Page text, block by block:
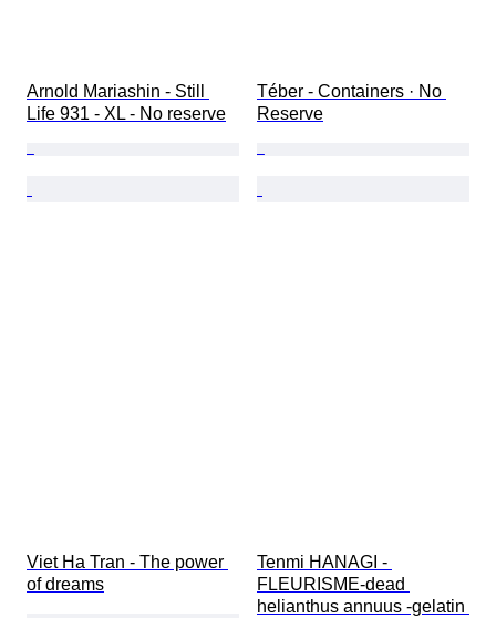
Arnold Mariashin - Still
Life 931 - XL - No reserve
Téber - Containers · No
Reserve
Viet Ha Tran - The power
of dreams
Tenmi HANAGI -
FLEURISME-dead
helianthus annuus -gelatin